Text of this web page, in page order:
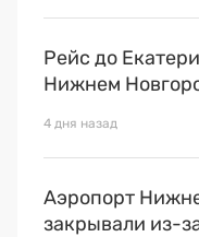
Рейс до
Нижнем
4 дня назад
Аэропорт
закрывали из-